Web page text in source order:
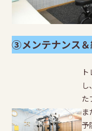
③メンテナンス＆
た
予